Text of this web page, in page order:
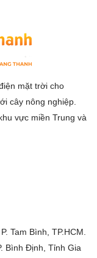
mặt trời cho
cây nông nghiệp.
vực miền Trung và
Tam Bình, TP.HCM.
Bình Định, Tỉnh Gia